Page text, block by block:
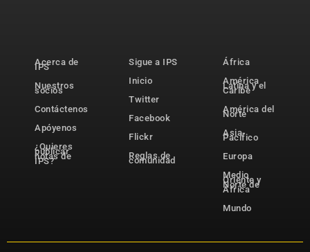
Acerca de
IPS
Nuestros
socios
Contáctenos
Apóyenos
¿Quieres
publicar
notas de
IPS?
Sigue a IPS
Inicio
Twitter
Facebook
Flickr
Reglas de
comunidad
África
América
Latina y el
Caribe
América del
Norte
Asia-
Pacífico
Europa
Medio
Oriente y
Norte de
África
Mundo